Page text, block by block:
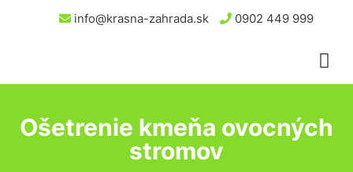
info@krasna-zahrada.sk 0902 449 999
Ošetrenie kmeňa ovocných
stromov